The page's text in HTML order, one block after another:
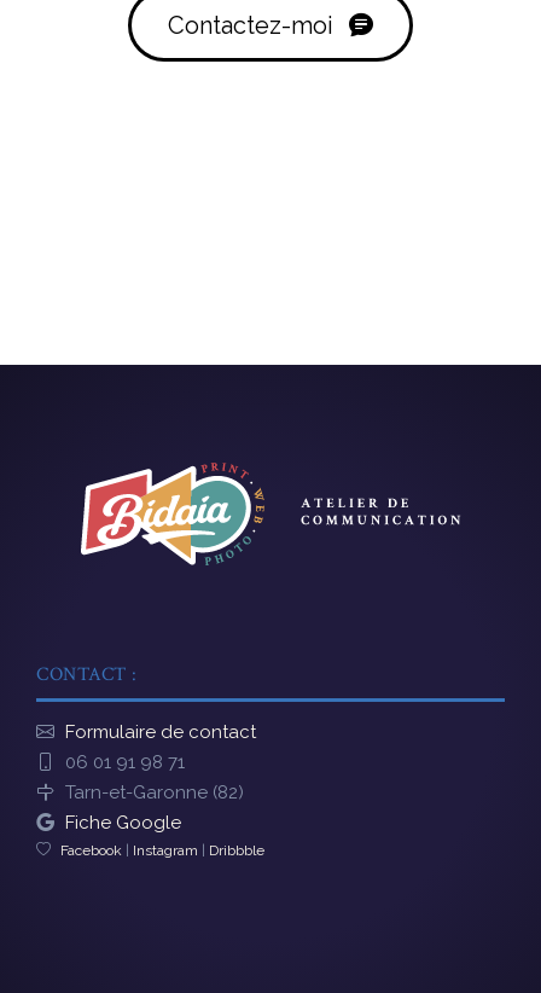
Contactez-moi
CONTACT :
Formulaire de contact
06 01 91 98 71
Tarn-et-Garonne (82)
Fiche Google
Facebook Instagram Dribbble